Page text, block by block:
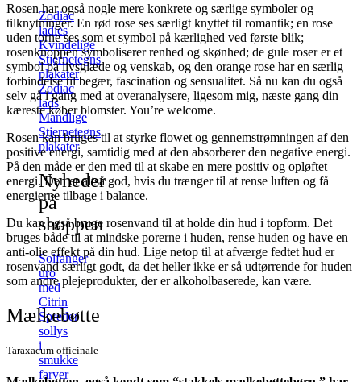
Zodiac
ladies
Kvindelige
Stjernetegns
plakater
Zodiac
lads
Mandlige
Stjernetegns
plakater
Nyheder
på
shoppen
Solfanger
uro
med
Citrin
Spreder
sollys
i
smukke
farver
Rosen har også nogle mere konkrete og særlige symboler og
tilknytninger. En rød rose ses særligt knyttet til romantik; en rose
uden torne ses som et symbol på kærlighed ved første blik;
rosenknoppen symboliserer renhed og skønhed; de gule roser er et
symbol på livsglæde og venskab, og den orange rose har en særlig
forbindelse til begær, fascination og sensualitet. Så nu kan du også
selv gå i gang med at overanalysere, ligesom mig, næste gang din
kæreste køber blomster. You’re welcome.
Rosen kan bruges til at styrke flowet og gennemstrømningen af den
positive energi, samtidig med at den absorberer den negative energi.
På den måde er den med til at skabe en mere positiv og opløftet
energi. Den er altså god, hvis du trænger til at rense luften og få
energierne tilbage i balance.
Du kan også bruge rosenvand til at holde din hud i topform. Det
bruges både til at mindske porerne i huden, rense huden og have en
anti-olie effekt på din hud. Lige netop til at afværge fedtet hud er
rosenvand særligt godt, da det heller ikke er så udtørrende for huden
som andre plejeprodukter, der er alkoholbaserede, kan være.
Mælkebøtte
Taraxacum officinale